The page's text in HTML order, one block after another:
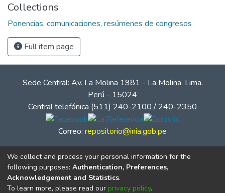
Collections
Ponencias, comunicaciones, resúmenes de congresos
Full item page
Sede Central: Av. La Molina 1981 - La Molina. Lima.
Perú - 15024
Central telefónica (511) 240-2100 / 240-2350
Correo: repositorio@inia.gob.pe
We collect and process your personal information for the
following purposes: Authentication, Preferences,
Acknowledgement and Statistics.
To learn more, please read our privacy policy.